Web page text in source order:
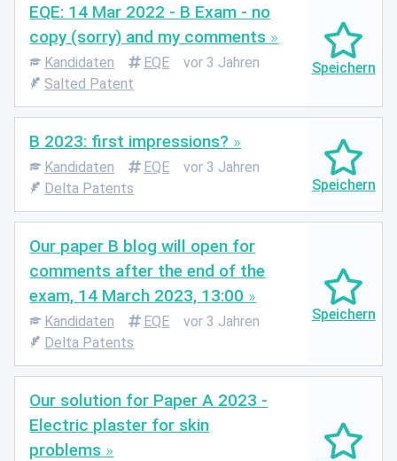
EQE: 14 Mar 2022 - B Exam - no
copy (sorry) and my comments
Kandidaten EQE
vor 3 Jahren
Salted Patent
B 2023: first impressions?
Kandidaten EQE
vor 3 Jahren
Delta Patents
Our paper B blog will open for
comments after the end of the
exam, 14 March 2023, 13:00
Kandidaten EQE
vor 3 Jahren
Delta Patents
Our solution for Paper A 2023 -
Electric plaster for skin
problems